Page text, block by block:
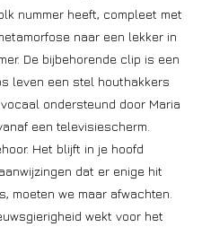
nummer heeft, compleet met
naar een lekker in
De bijbehorende clip is een
leven een stel houthakkers
ondersteund door Maria
een televisiescherm.
Het blijft in je hoofd
dat er enige hit
moeten we maar afwachten.
wekt voor het